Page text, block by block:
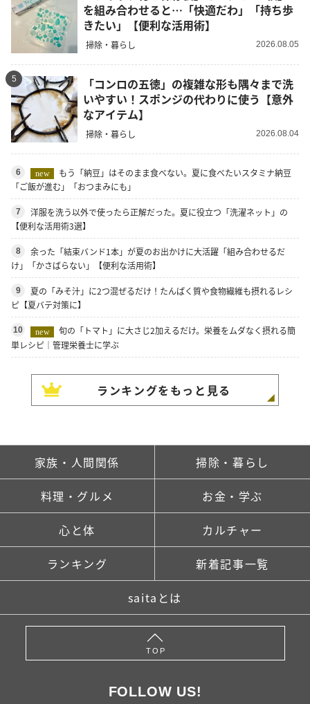
を組み合わせると…「快適だわ」「持ち歩
きたい」【便利な活用術】
掃除・暮らし 2026.08.05
5
「コンロの五徳」の複雑な形も隅々まで洗
いやすい！スポンジの代わりに使う【意外
なアイテム】
掃除・暮らし 2026.08.04
6 new
もう「納豆」はそのまま食べない。夏に食べたいスタミナ納豆
「ご飯が進む」「おつまみにも」
7
洋服を洗う以外で使ったら正解だった。夏に役立つ「洗濯ネット」の
【便利な活用術3選】
8
余った「結束バンド1本」が夏のお出かけに大活躍「組み合わせるだ
け」「かさばらない」【便利な活用術】
9
夏の「みそ汁」に2つ混ぜるだけ！たんぱく質や食物繊維も摂れるレシ
ピ【夏バテ対策に】
10 new
旬の「トマト」に大さじ2加えるだけ。栄養をムダなく摂れる簡
単レシピ｜管理栄養士に学ぶ
ランキングをもっと見る
家族・人間関係 掃除・暮らし
料理・グルメ お金・学ぶ
心と体 カルチャー
ランキング 新着記事一覧
saitaとは
TOP
FOLLOW US!